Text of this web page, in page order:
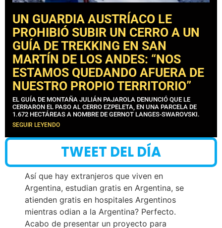
UN GUARDIA AUSTRÍACO LE
PROHIBIÓ SUBIR UN CERRO A UN
GUÍA DE TREKKING EN SAN
MARTÍN DE LOS ANDES: “NOS
ESTAMOS QUEDANDO AFUERA DE
NUESTRO PROPIO TERRITORIO”
EL GUÍA DE MONTAÑA JULIÁN PAJAROLA DENUNCIÓ QUE LE
CERRARON EL PASO AL CERRO EZPELETA, EN UNA PARCELA DE
1.672 HECTÁREAS A NOMBRE DE GERNOT LANGES-SWAROVSKI.
SEGUIR LEYENDO
TWEET DEL DÍA
Así que hay extranjeros que viven en
Argentina, estudian gratis en Argentina, se
atienden gratis en hospitales Argentinos
mientras odian a la Argentina? Perfecto.
Acabo de presentar un proyecto para